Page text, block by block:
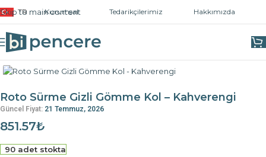
Skip to main content
TR Kurumsal Tedarikçilerimiz Hakkımızda
Ana Sayfa
Roto Sürme Gizli Gömme Kol – Kahverengi
Güncel Fiyat: 21 Temmuz, 2026
851.57₺
90 adet stokta